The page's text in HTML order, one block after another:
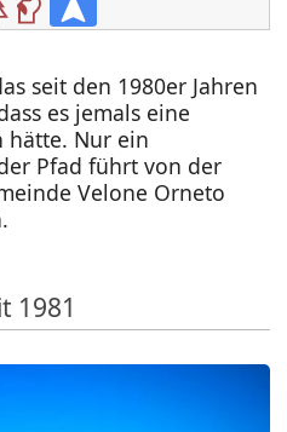
seit den 1980er Jahren
es jemals eine
hätte. Nur ein
Pfad führt von der
Velone Orneto
1981